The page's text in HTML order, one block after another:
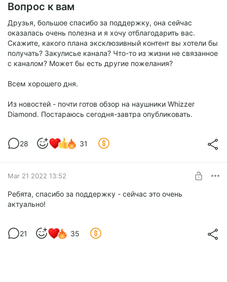
Вопрос к вам
Друзья, большое спасибо за поддержку, она сейчас
оказалась очень полезна и я хочу отблагодарить вас.
Скажите, какого плана эксклюзивный контент вы хотели бы
получать? Закулисье канала? Что-то из жизни не связанное
с каналом? Может бы есть другие пожелания?
Всем хорошего дня.
Из новостей - почти готов обзор на наушники Whizzer
Diamond. Постараюсь сегодня-завтра опубликовать.
28 31
Mar 21 2022 13:52
Ребята, спасибо за поддержку - сейчас это очень
актуально!
21 35